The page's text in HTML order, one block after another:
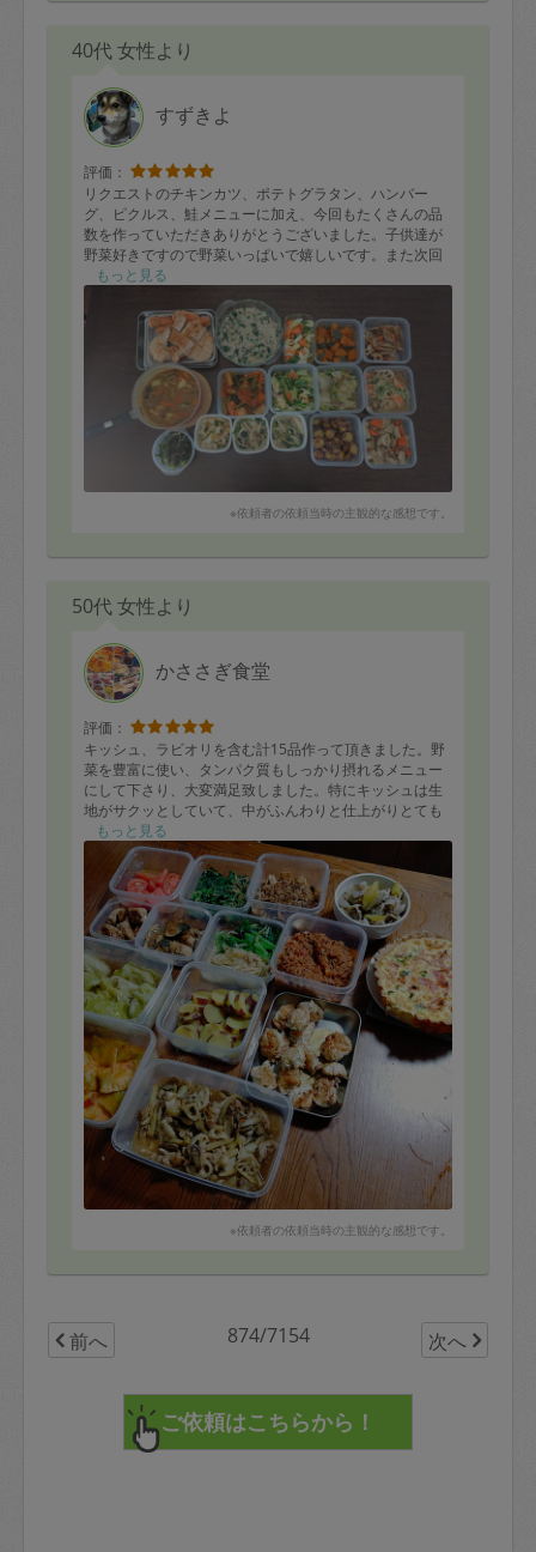
40代 女性より
すずきよ
評価：
リクエストのチキンカツ、ポテトグラタン、ハンバー
グ、ピクルス、鮭メニューに加え、今回もたくさんの品
数を作っていただきありがとうございました。子供達が
野菜好きですので野菜いっぱいで嬉しいです。また次回
も宜しくお願いします。
もっと見る
※依頼者の依頼当時の主観的な感想です。
50代 女性より
かささぎ食堂
評価：
キッシュ、ラビオリを含む計15品作って頂きました。野
菜を豊富に使い、タンパク質もしっかり摂れるメニュー
にして下さり、大変満足致しました。特にキッシュは生
地がサクッとしていて、中がふんわりと仕上がりとても
美味しかったです。
また機会があればお願いしたいと思います。ありがとう
ございました。
もっと見る
※依頼者の依頼当時の主観的な感想です。
前へ 874/7154 次へ